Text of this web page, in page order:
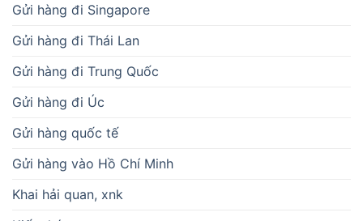
Gửi hàng đi Singapore
Gửi hàng đi Thái Lan
Gửi hàng đi Trung Quốc
Gửi hàng đi Úc
Gửi hàng quốc tế
Gửi hàng vào Hồ Chí Minh
Khai hải quan, xnk